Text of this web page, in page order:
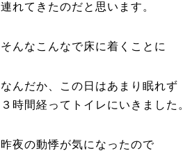
連れてきたのだと思います。
そんなこんなで床に着くことに
なんだか、この日はあまり眠れず
３時間経ってトイレにいきました。
昨夜の動悸が気になったので